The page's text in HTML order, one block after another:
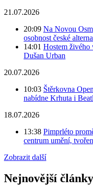
21.07.2026
20:09 Na Novou
osobnost české
14:01 Hostem živého
Dušan Urban
20.07.2026
10:03 Štěrkovna
nabídne Krhuta i
18.07.2026
13:38 Pimprléto
centrum umění,
Zobrazit další
Nejnovější články